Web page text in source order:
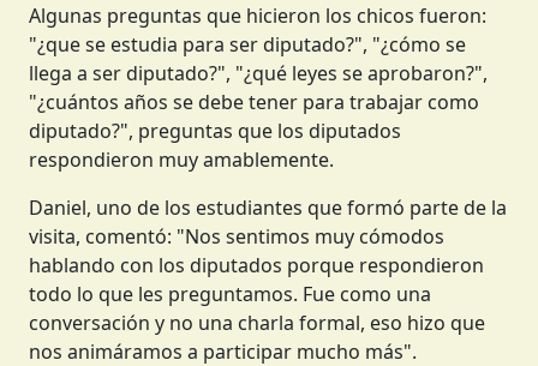
Algunas preguntas que hicieron los chicos fueron:
"¿que se estudia para ser diputado?", "¿cómo se
llega a ser diputado?", "¿qué leyes se aprobaron?",
"¿cuántos años se debe tener para trabajar como
diputado?", preguntas que los diputados
respondieron muy amablemente.
Daniel, uno de los estudiantes que formó parte de la
visita, comentó: "Nos sentimos muy cómodos
hablando con los diputados porque respondieron
todo lo que les preguntamos. Fue como una
conversación y no una charla formal, eso hizo que
nos animáramos a participar mucho más".